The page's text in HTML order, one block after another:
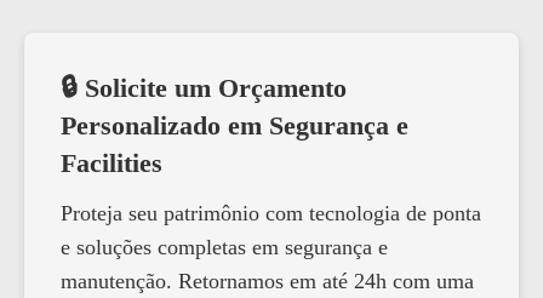
🔒 Solicite um Orçamento
Personalizado em Segurança e
Facilities
Proteja seu patrimônio com tecnologia de ponta
e soluções completas em segurança e
manutenção. Retornamos em até 24h com uma